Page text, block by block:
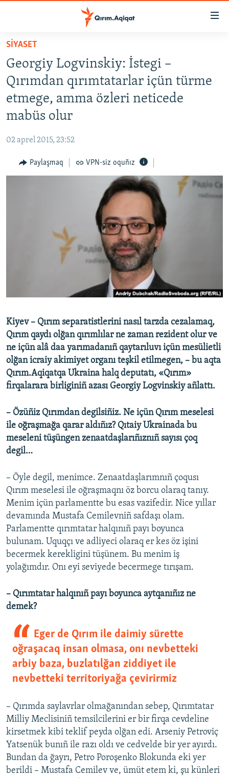
Esas
qaytmaq
Baş
navigatsiyağa
qaytmaq
Qıdıruvğa
SİYASET
İQTİSADİYAT
CEMİYET
İNSAN AQLARI
VİDEO
RFE/RS bütün saytları
SİYASET
Georgiy Logvinskiy: İstegi –
Qırımdan qırımtatarlar içün türme
etmege, amma özleri neticede
mabüs olur
02 aprel 2015, 23:52
Paylaşmaq VPN-siz oquñız
Kiyev – Qırım separatistlerini nasıl tarzda cezalamaq,
Qırım qaydı olğan qırımlılar ne zaman rezident olur ve
ne içün alâ daa yarımadanıñ qaytarıluvı içün mesülietli
olğan icraiy akimiyet organı teşkil etilmegen, – bu aqta
Qırım.Aqiqatqa Ukraina halq deputatı, «Qırım»
firqalarara birliginiñ azası Georgiy Logvinskiy añlattı.
– Özüñiz Qırımdan degilsiñiz. Ne içün Qırım meselesi
ile oğraşmağa qarar aldıñız? Qıtaiy Ukrainada bu
meseleni tüşüngen zenaatdaşlarıñıznıñ sayısı çoq
degil…
– Öyle degil, menimce. Zenaatdaşlarımnıñ çoqusı
Qırım meselesi ile oğraşmaqnı öz borcu olaraq tanıy.
Menim içün parlamentte bu esas vazifedir. Nice yıllar
devamında Mustafa Cemilevniñ safdaşı olam.
Parlamentte qırımtatar halqınıñ payı boyunca
bulunam. Uquqçı ve adliyeci olaraq er kes öz işini
becermek kerekligini tüşünem. Bu menim iş
yolağımdır. Onı eyi seviyede becermege tırışam.
– Qırımtatar halqınıñ payı boyunca aytqanıñız ne
demek?
Eger de Qırım ile daimiy sürette
oğraşacaq insan olmasa, onı nevbetteki
arbiy baza, buzlatılğan ziddiyet ile
nevbetteki territoriyağa çevirirmiz
– Qırımda saylavrlar olmağanından sebep, Qırımtatar
Milliy Meclisiniñ temsilcilerini er bir firqa cevdeline
kirsetmek kibi teklif peyda olğan edi. Arseniy Petroviç
Yatsenük bunıñ ile razı oldı ve cedvelde bir yer ayırdı.
Bundan da ğayrı, Petro Poroşenko Blokunda eki yer
berildi – Mustafa Cemilev ve, ümüt etem ki, şu künleri